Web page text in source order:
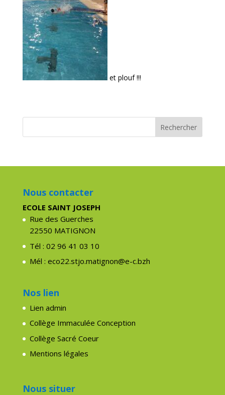
et plouf !!!
Nous contacter
ECOLE SAINT JOSEPH
Rue des Guerches
22550 MATIGNON
Tél : 02 96 41 03 10
Mél : eco22.stjo.matignon@e-c.bzh
Nos lien
Lien admin
Collège Immaculée Conception
Collège Sacré Coeur
Mentions légales
Nous situer